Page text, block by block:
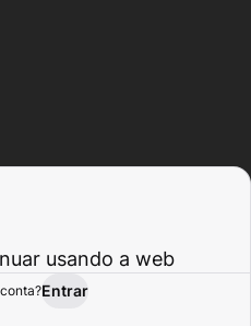
Atividade
usando a web
Entrar